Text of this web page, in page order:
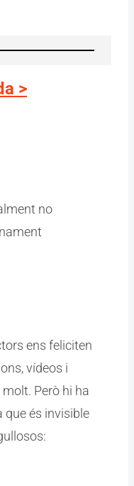
>
no
ens feliciten
vídeos i
Però hi ha
que és invisible